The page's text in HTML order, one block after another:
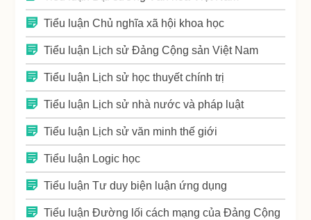
Tiểu luận Chủ nghĩa xã hội khoa học
Tiểu luận Lịch sử Đảng Cộng sản Việt Nam
Tiểu luận Lịch sử học thuyết chính trị
Tiểu luận Lịch sử nhà nước và pháp luật
Tiểu luận Lịch sử văn minh thế giới
Tiểu luận Logic học
Tiểu luận Tư duy biện luận ứng dụng
Tiểu luận Đường lối cách mạng của Đảng Cộng